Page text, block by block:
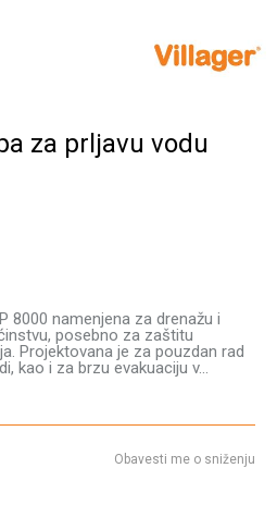
za prljavu vodu
8000 namenjena za drenažu i
posebno za zaštitu
Projektovana je za pouzdan rad
kao i za brzu evakuaciju v...
Obavesti me o sniženju